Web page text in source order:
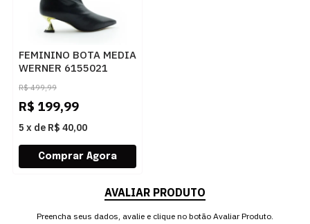
FEMININO BOTA MEDIA
WERNER 6155021
PRETO
R$ 499,99
R$ 199,99
5 x de R$ 40,00
AVALIAR PRODUTO
Preencha seus dados, avalie e clique no botão Avaliar Produto.